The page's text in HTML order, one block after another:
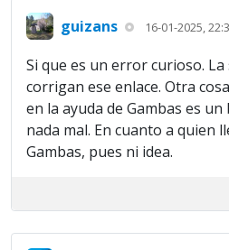
guizans 16-01-2025,
Si que es un error curioso.
corrigan ese enlace. Otra
en la ayuda de Gambas es
nada mal. En cuanto a quien
Gambas, pues ni idea.